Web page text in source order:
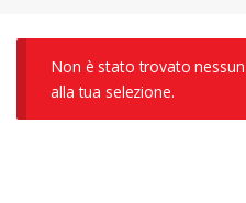
Non è stato trovato
alla tua selezione.